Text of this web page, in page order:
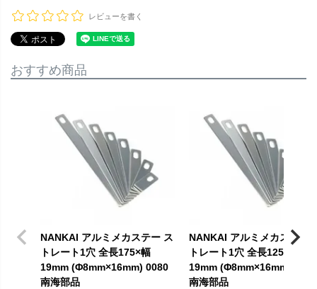
レビューを書く
おすすめ商品
NANKAI アルミメカステー ス
トレート1穴 全長175×幅
19mm (Φ8mm×16mm) 0080
南海部品
NANKAI アルミメカステー
トレート1穴 全長125×幅
19mm (Φ8mm×16mm) 0078
南海部品